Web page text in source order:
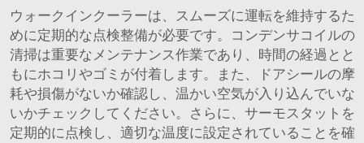
ウォークインクーラーは、スムーズに運転を維持するた
めに定期的な点検整備が必要です。コンデンサコイルの
清掃は重要なメンテナンス作業であり、時間の経過とと
もにホコリやゴミが付着します。また、ドアシールの摩
耗や損傷がないか確認し、温かい空気が入り込んでいな
いかチェックしてください。さらに、サーモスタットを
定期的に点検し、適切な温度に設定されていることを確